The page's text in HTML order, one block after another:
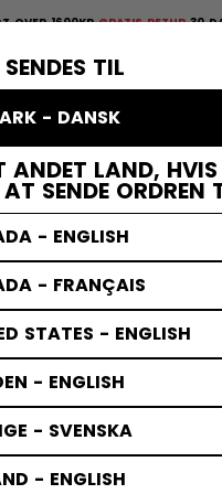
TIL
- DANSK
ANDET LAND, HVIS
SENDE ORDREN
- ENGLISH
- FRANÇAIS
STATES - ENGLISH
- ENGLISH
- SVENSKA
- ENGLISH
scroll animation.
1600KRGRATIS RETUR30